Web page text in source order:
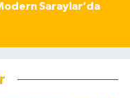
Saraylar’da